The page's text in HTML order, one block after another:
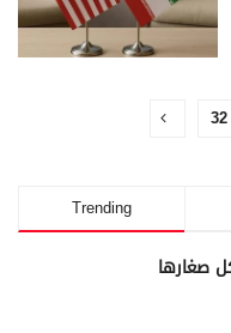
32
Trending